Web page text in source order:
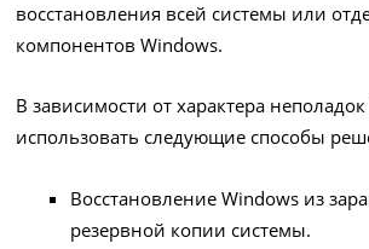
восстановления всей системы или
компонентов Windows.
В зависимости от характера
использовать следующие способы
Восстановление Windows из
резервной копии системы.